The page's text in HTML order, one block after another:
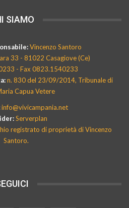
SIAMO
Vincenzo Santoro
33 - 81022 Casagiove (Ce)
- Fax 0823.1540233
n. 830 del 23/09/2014, Tribunale di
Capua Vetere
info@vivicampania.net
Serverplan
registrato di proprietà di Vincenzo
Santoro.